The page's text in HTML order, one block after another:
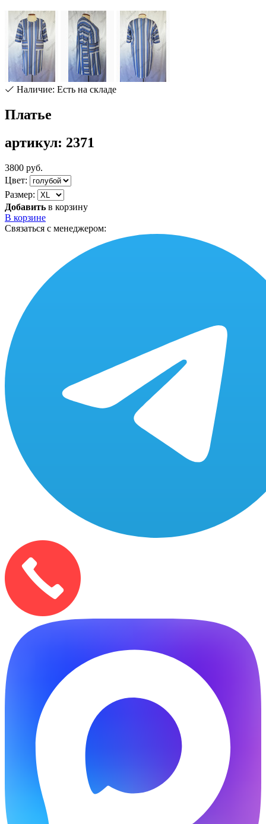
Наличие: Есть на складе
Платье
артикул: 2371
3800 руб.
Цвет:
Размер:
Добавить в корзину
В корзине
Связаться с менеджером: